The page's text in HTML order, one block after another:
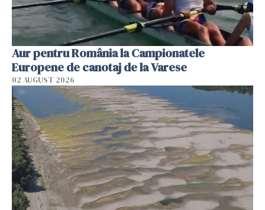
Aur pentru România la Campionatele
Europene de canotaj de la Varese
02 AUGUST 2026